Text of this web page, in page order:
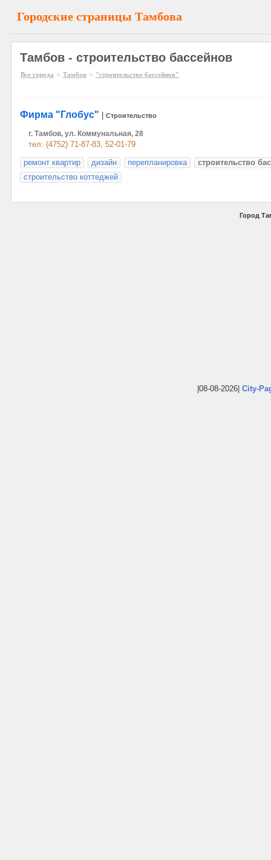
Городские страницы Тамбова
Тамбов - строительство бассейнов
Все города » Тамбов » "строительство бассейнов"
Фирма "Глобус" Строительство
г. Тамбов, ул. Коммунальная, 28
тел: (4752) 71-87-83, 52-01-79
ремонт квартир
дизайн перепланировка
строительство
строительство коттеджей
Город
|08-08-2026| City-